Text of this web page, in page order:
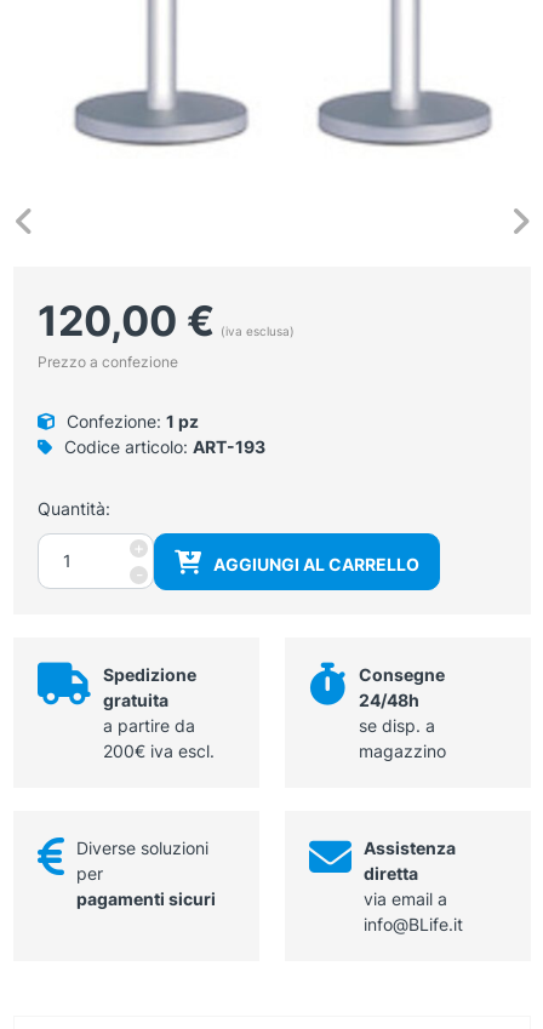
120,00 € (iva esclusa)
Prezzo a confezione
Confezione: 1 pz
Codice articolo: ART-193
Quantità:
-
Colonnina
segna
percorso
+
AGGIUNGI AL CARRELLO
Spedizione
gratuita
a partire da
200€ iva escl.
Consegne
24/48h
se disp. a
magazzino
Diverse soluzioni
per
pagamenti sicuri
Assistenza
diretta
via email a
info@BLife.it